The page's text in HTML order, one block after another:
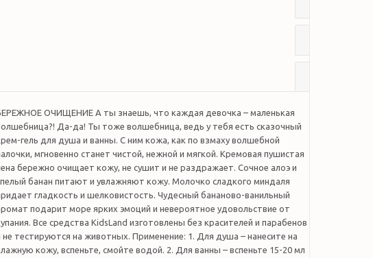
ОЧИЩЕНИЕ А ты знаешь, что каждая девочка – маленькая
Да-да! Ты тоже волшебница, ведь у тебя есть сказочный
гель для душа и ванны. С ним кожа, как по взмаху волшебной
мгновенно станет чистой, нежной и мягкой. Кремовая пушистая
бережно очищает кожу, не сушит и не раздражает. Сочное алоэ и
банан питают и увлажняют кожу. Молочко сладкого миндаля
гладкость и шелковистость. Чудесный бананово-ванильный
подарит море ярких эмоций и невероятное удовольствие от
Все средства KidsLand изготовлены без красителей и парабенов
не тестируются на животных. Применение: 1. Для душа – нанесите на
кожу, вспеньте, смойте водой. 2. Для ванны – вспеньте 15-20 мл